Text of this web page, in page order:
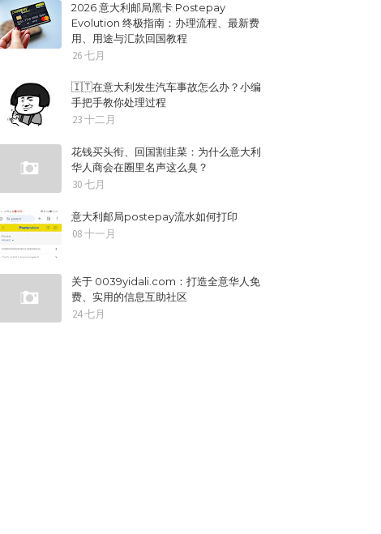
2026 意大利邮局黑卡 Postepay
Evolution 终极指南：办理流程、最新费
用、用途与汇款回国教程
26 七月
🇮🇹在意大利发生汽车事故怎么办？小编
手把手教你处理过程
23 十二月
花钱买头衔、回国割韭菜：为什么意大利
华人商会在圈里名声这么臭？
30 七月
意大利邮局postepay流水如何打印
08 十一月
关于 0039yidali.com：打造全意华人免
费、实用的信息互助社区
24 七月